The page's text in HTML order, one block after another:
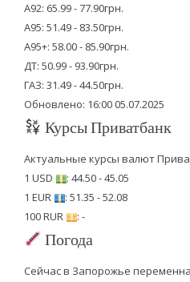
А92: 65.99 - 77.90грн.
А95: 51.49 - 83.50грн.
А95+: 58.00 - 85.90грн.
ДТ: 50.99 - 93.90грн.
ГАЗ: 31.49 - 44.50грн.
Обновлено: 16:00 05.07.2025
Курсы Приватбанк
Актуальные курсы валют
1 USD
: 44.50 - 45.05
1 EUR
: 51.35 - 52.08
100 RUR
: -
Погода
Сейчас в Запорожье